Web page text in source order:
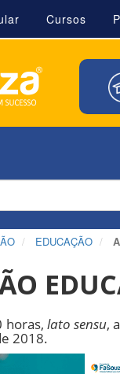
Cursos
EDUCAÇÃO
horas, lato sensu,
2018.